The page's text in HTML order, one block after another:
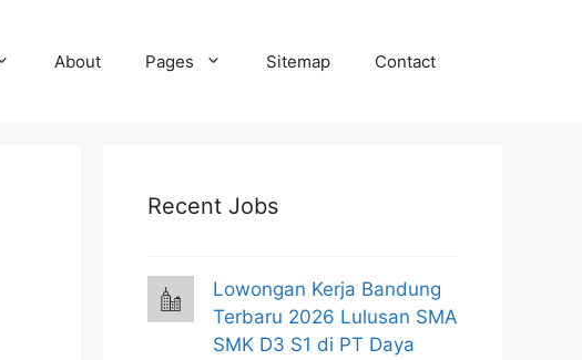
About Pages Sitemap Contact
Recent Jobs
Lowongan Kerja Bandung
Terbaru 2026 Lulusan SMA
SMK D3 S1 di PT Daya